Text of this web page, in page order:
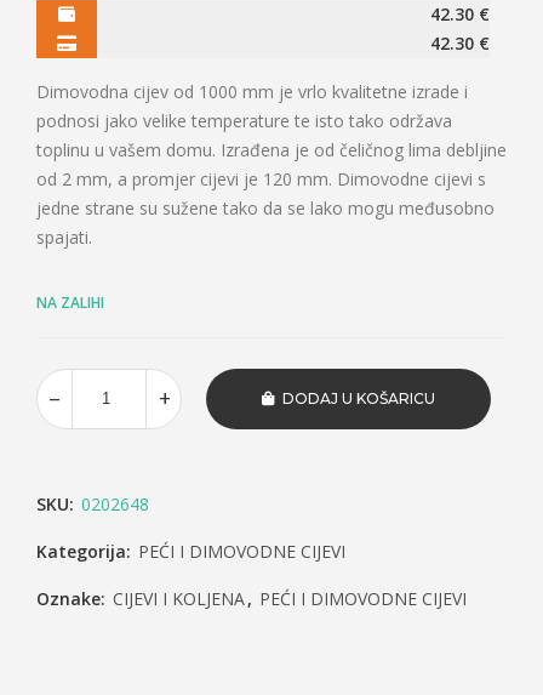
42.30 €
42.30 €
Dimovodna cijev od 1000 mm je vrlo kvalitetne izrade i
podnosi jako velike temperature te isto tako održava
toplinu u vašem domu. Izrađena je od čeličnog lima debljine
od 2 mm, a promjer cijevi je 120 mm. Dimovodne cijevi s
jedne strane su sužene tako da se lako mogu međusobno
spajati.
NA ZALIHI
DODAJ U KOŠARICU
SKU: 0202648
Kategorija: PEĆI I DIMOVODNE CIJEVI
Oznake: CIJEVI I KOLJENA, PEĆI I DIMOVODNE CIJEVI